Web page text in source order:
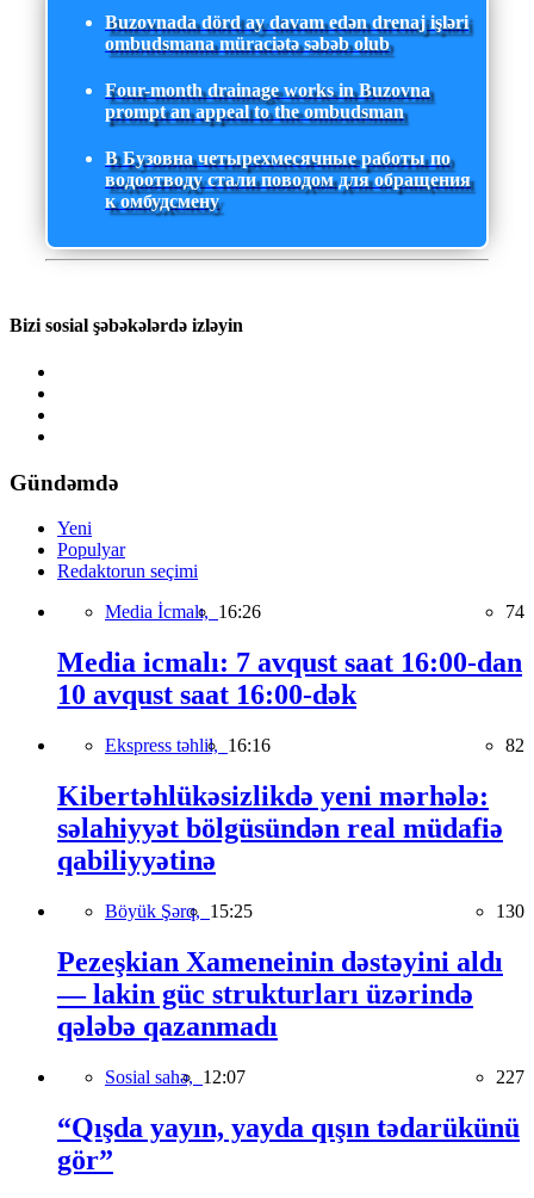
Buzovnada dörd ay davam edən drenaj işləri
ombudsmana müraciətə səbəb olub
Four-month drainage works in Buzovna
prompt an appeal to the ombudsman
В Бузовна четырехмесячные работы по
водоотводу стали поводом для обращения
к омбудсмену
Bizi sosial şəbəkələrdə izləyin
Gündəmdə
Yeni
Populyar
Redaktorun seçimi
Media İcmalı, 16:26 74
Media icmalı: 7 avqust saat 16:00-dan
10 avqust saat 16:00-dək
Ekspress təhlil, 16:16 82
Kibertəhlükəsizlikdə yeni mərhələ:
səlahiyyət bölgüsündən real müdafiə
qabiliyyətinə
Böyük Şərq, 15:25 130
Pezeşkian Xameneinin dəstəyini aldı
— lakin güc strukturları üzərində
qələbə qazanmadı
Sosial sahə, 12:07 227
“Qışda yayın, yayda qışın tədarükünü
gör”